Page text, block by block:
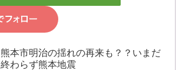
熊本市明治の揺れの再来も？？いまだ
終わらず熊本地震